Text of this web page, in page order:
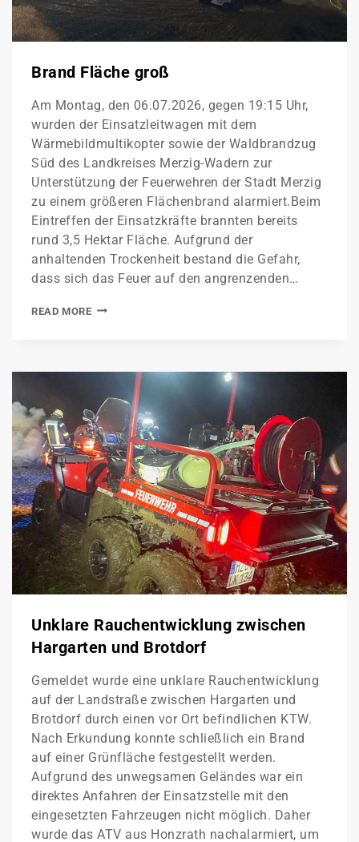
Brand Fläche groß
Am Montag, den 06.07.2026, gegen 19:15 Uhr,
wurden der Einsatzleitwagen mit dem
Wärmebildmultikopter sowie der Waldbrandzug
Süd des Landkreises Merzig-Wadern zur
Unterstützung der Feuerwehren der Stadt Merzig
zu einem größeren Flächenbrand alarmiert.Beim
Eintreffen der Einsatzkräfte brannten bereits
rund 3,5 Hektar Fläche. Aufgrund der
anhaltenden Trockenheit bestand die Gefahr,
dass sich das Feuer auf den angrenzenden…
READ MORE
Unklare Rauchentwicklung zwischen
Hargarten und Brotdorf
Gemeldet wurde eine unklare Rauchentwicklung
auf der Landstraße zwischen Hargarten und
Brotdorf durch einen vor Ort befindlichen KTW.
Nach Erkundung konnte schließlich ein Brand
auf einer Grünfläche festgestellt werden.
Aufgrund des unwegsamen Geländes war ein
direktes Anfahren der Einsatzstelle mit den
eingesetzten Fahrzeugen nicht möglich. Daher
wurde das ATV aus Honzrath nachalarmiert, um